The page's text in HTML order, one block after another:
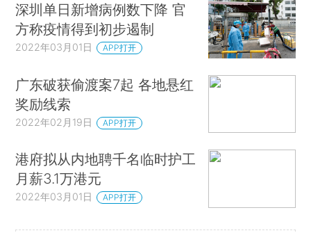
深圳单日新增病例数下降 官
方称疫情得到初步遏制
2022年03月01日 APP打开
广东破获偷渡案7起 各地悬红
奖励线索
2022年02月19日 APP打开
港府拟从内地聘千名临时护工
月薪3.1万港元
2022年03月01日 APP打开